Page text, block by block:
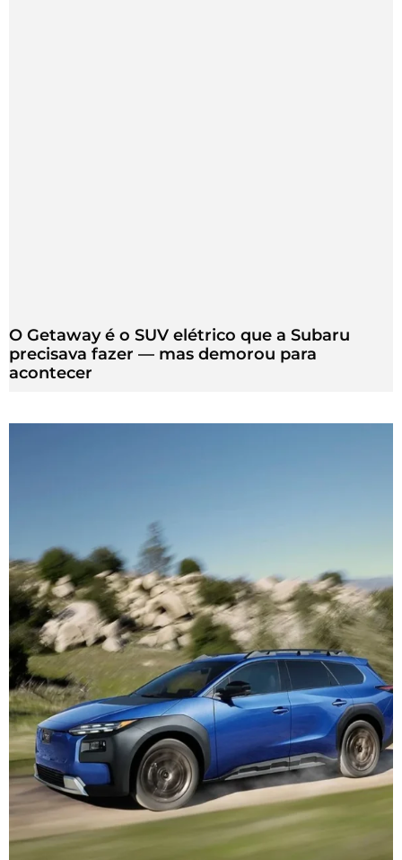
O Getaway é o SUV elétrico que a Subaru
precisava fazer — mas demorou para
acontecer